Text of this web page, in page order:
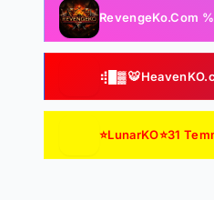
RevengeKo.Com
⢾█▓
⭐LunarKO⭐31